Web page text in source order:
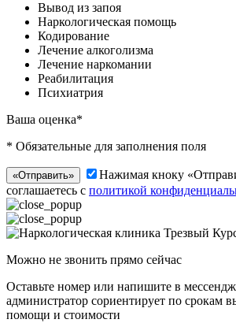
Вывод из запоя
Наркологическая помощь
Кодирование
Лечение алкоголизма
Лечение наркомании
Реабилитация
Психиатрия
Ваша оценка*
* Обязательные для заполнения поля
«Отправить»
Нажимая кноку
соглашаетесь с политикой
Можно не звонить прямо сейчас
Оставьте номер или напишите в
администратор сориентирует по срокам
помощи и стоимости